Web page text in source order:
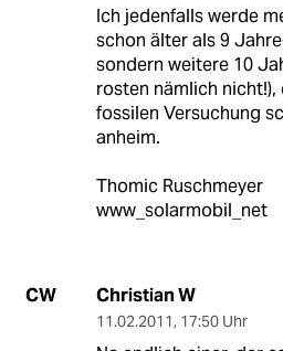
Ich jedenfalls werde
schon älter als 9
sondern weitere 10
rosten nämlich
fossilen Versuchung
anheim.
Thomic Ruschmeyer
www_solarmobil_net
CW Christian W
11.02.2011, 17:50 Uhr